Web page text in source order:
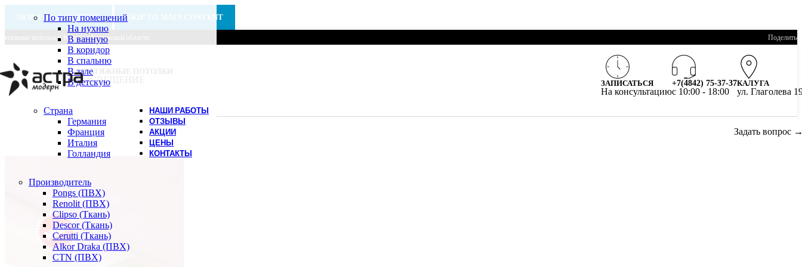
SKIP TO NAVIGATION SKIP TO MAIN CONTENT
потолки в Калуге и Калужской области
НАТЯЖНЫЕ ПОТОЛКИ
ОСВЕЩЕНИЕ ЗАПИСАТЬСЯ
На консультацию
+7(4842) 75-37-37
c 10:00 - 18:00
КАЛУГА
ул. Глаголева
По типу помещений
На нухню
В ванную
В коридор
В спальню
В зале
В детскую
Страна
Германия
Франция
Италия
Голландия
Производитель
Pongs (ПВХ)
Renolit (ПВХ)
Clipso (Ткань)
Descor (Ткань)
Cerutti (Ткань)
Alkor Draka (ПВХ)
CTN (ПВХ)
НАШИ РАБОТЫ
ОТЗЫВЫ
АКЦИИ
ЦЕНЫ
КОНТАКТЫ
Задать вопрос